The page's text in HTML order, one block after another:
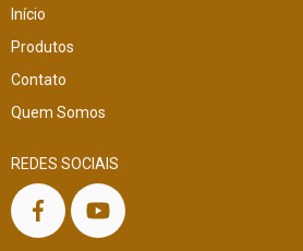
Início
Produtos
Contato
Quem Somos
REDES SOCIAIS